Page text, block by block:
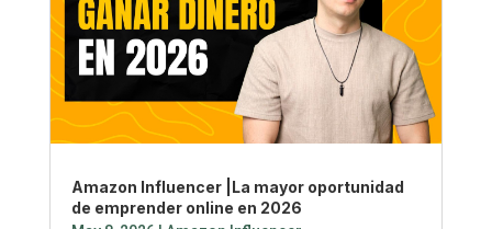
Amazon Influencer |La mayor oportunidad
de emprender online en 2026